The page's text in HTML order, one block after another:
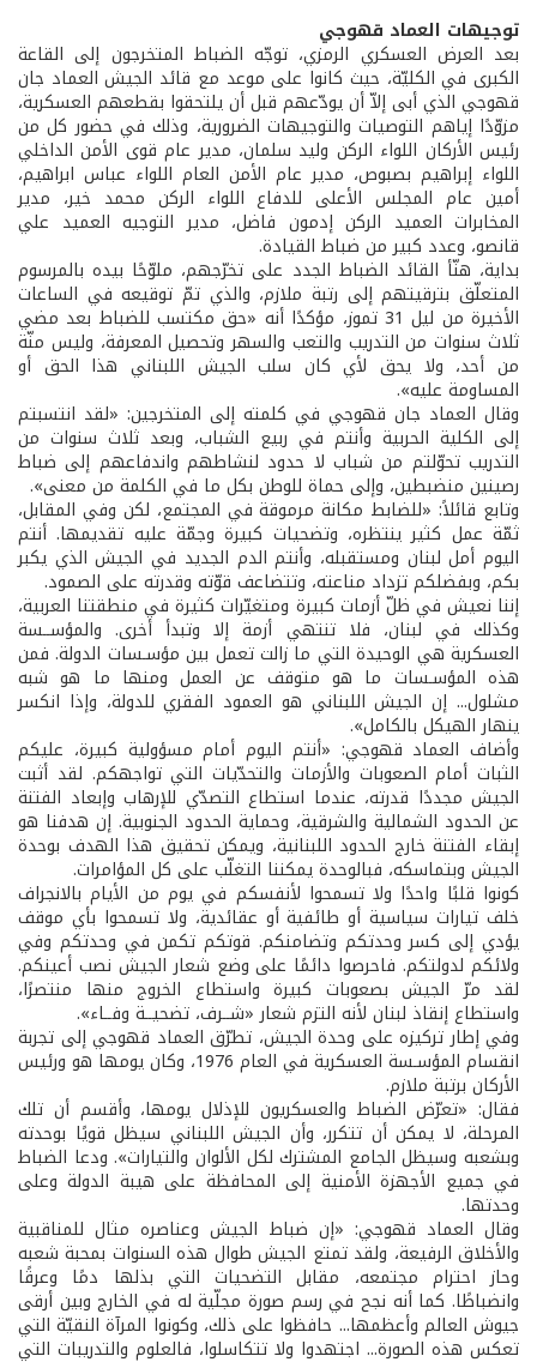
توجيهات العماد قهوجي
بعد العرض العسكري الرمزي، توجّه الضباط المتخرجون إلى القاعة
الكبرى في الكليّة، حيث كانوا على موعد مع قائد الجيش العماد جان
قهوجي الذي أبى إلاّ أن يودّعهم قبل أن يلتحقوا بقطعهم العسكرية،
مزوّدًا إياهم التوصيات والتوجيهات الضرورية، وذلك في حضور كل من
رئيس الأركان اللواء الركن وليد سلمان، مدير عام قوى الأمن الداخلي
اللواء إبراهيم بصبوص، مدير عام الأمن العام اللواء عباس ابراهيم،
أمين عام المجلس الأعلى للدفاع اللواء الركن محمد خير، مدير
المخابرات العميد الركن إدمون فاضل، مدير التوجيه العميد علي
قانصو، وعدد كبير من ضباط القيادة.
بداية، هنّأ القائد الضباط الجدد على تخرّجهم، ملوّحًا بيده بالمرسوم
المتعلّق بترقيتهم إلى رتبة ملازم، والذي تمّ توقيعه في الساعات
الأخيرة من ليل 31 تموز، مؤكدًا أنه «حق مكتسب للضباط بعد مضي
ثلاث سنوات من التدريب والتعب والسهر وتحصيل المعرفة، وليس منّة
من أحد، ولا يحق لأي كان سلب الجيش اللبناني هذا الحق أو
المساومة عليه».
وقال العماد جان قهوجي في كلمته إلى المتخرجين: «لقد انتسبتم
إلى الكلية الحربية وأنتم في ربيع الشباب، وبعد ثلاث سنوات من
التدريب تحوّلتم من شباب لا حدود لنشاطهم واندفاعهم إلى ضباط
رصينين منضبطين، وإلى حماة للوطن بكل ما في الكلمة من معنى».
وتابع قائلاً: «للضابط مكانة مرموقة في المجتمع، لكن وفي المقابل،
ثمّة عمل كثير ينتظره، وتضحيات كبيرة وجمّة عليه تقديمها. أنتم
اليوم أمل لبنان ومستقبله، وأنتم الدم الجديد في الجيش الذي يكبر
بكم، وبفضلكم تزداد مناعته، وتتضاعف قوّته وقدرته على الصمود.
إننا نعيش في ظلّ أزمات كبيرة ومتغيّرات كثيرة في منطقتنا العربية،
وكذلك في لبنان، فلا تنتهي أزمة إلا وتبدأ أخرى. والمؤســسة
العسكرية هي الوحيدة التي ما زالت تعمل بين مؤسـسات الدولة. فمن
هذه المؤسـسات ما هو متوقف عن العمل ومنها ما هو شبه
مشلول... إن الجيش اللبناني هو العمود الفقري للدولة، وإذا انكسر
ينهار الهيكل بالكامل».
وأضاف العماد قهوجي: «أنتم اليوم أمام مسؤولية كبيرة، عليكم
الثبات أمام الصعوبات والأزمات والتحدّيات التي تواجهكم. لقد أثبت
الجيش مجددًا قدرته، عندما استطاع التصدّي للإرهاب وإبعاد الفتنة
عن الحدود الشمالية والشرقية، وحماية الحدود الجنوبية. إن هدفنا هو
إبقاء الفتنة خارج الحدود اللبنانية، ويمكن تحقيق هذا الهدف بوحدة
الجيش وبتماسكه، فبالوحدة يمكننا التغلّب على كل المؤامرات.
كونوا قلبًا واحدًا ولا تسمحوا لأنفسكم في يوم من الأيام بالانجراف
خلف تيارات سياسية أو طائفية أو عقائدية، ولا تسمحوا بأي موقف
يؤدي إلى كسر وحدتكم وتضامنكم. قوتكم تكمن في وحدتكم وفي
ولائكم لدولتكم. فاحرصوا دائمًا على وضع شعار الجيش نصب أعينكم.
لقد مرّ الجيش بصعوبات كبيرة واستطاع الخروج منها منتصرًا،
واستطاع إنقاذ لبنان لأنه التزم شعار «شــرف، تضحيــة وفــاء».
وفي إطار تركيزه على وحدة الجيش، تطرّق العماد قهوجي إلى تجربة
انقسام المؤسـسة العسكرية في العام 1976، وكان يومها هو ورئيس
الأركان برتبة ملازم.
فقال: «تعرّض الضباط والعسكريون للإذلال يومها، وأقسم أن تلك
المرحلة، لا يمكن أن تتكرر، وأن الجيش اللبناني سيظل قويًا بوحدته
وبشعبه وسيظل الجامع المشترك لكل الألوان والتيارات». ودعا الضباط
في جميع الأجهزة الأمنية إلى المحافظة على هيبة الدولة وعلى
وحدتها.
وقال العماد قهوجي: «إن ضباط الجيش وعناصره مثال للمناقبية
والأخلاق الرفيعة، ولقد تمتع الجيش طوال هذه السنوات بمحبة شعبه
وحاز احترام مجتمعه، مقابل التضحيات التي بذلها دمًا وعرقًا
وانضباطًا. كما أنه نجح في رسم صورة مجلّية له في الخارج وبين أرقى
جيوش العالم وأعظمها... حافظوا على ذلك، وكونوا المرآة النقيّة التي
تعكس هذه الصورة... اجتهدوا ولا تتكاسلوا، فالعلوم والتدريبات التي